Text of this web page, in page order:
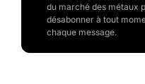
du marché des métaux
désabonner à tout
chaque message.